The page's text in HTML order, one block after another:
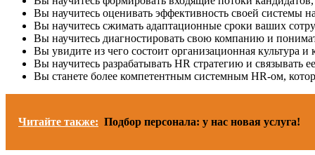
Вы научитесь оценивать эффективность своей системы
Вы научитесь сжимать адаптационные сроки ваших
Вы научитесь диагностировать свою компанию и
Вы увидите из чего состоит организационная культура
Вы научитесь разрабатывать HR стратегию и связывать
Вы станете более компетентным системным HR-ом,
Читайте также: Подбор персонала: у нас новая услуга!